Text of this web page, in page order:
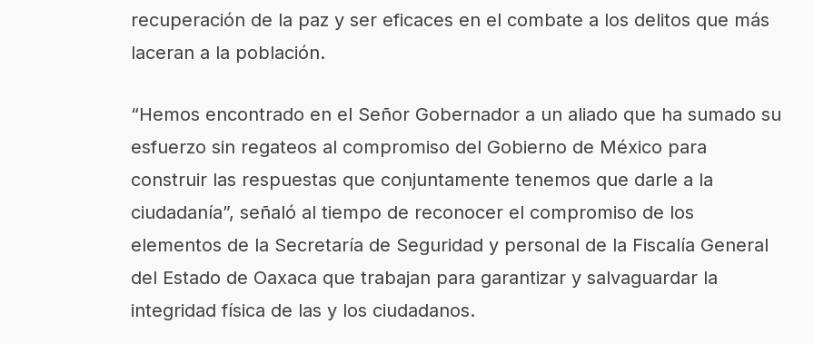
recuperación de la paz y ser eficaces en el combate a los delitos que más
laceran a la población.
“Hemos encontrado en el Señor Gobernador a un aliado que ha sumado su
esfuerzo sin regateos al compromiso del Gobierno de México para
construir las respuestas que conjuntamente tenemos que darle a la
ciudadanía”, señaló al tiempo de reconocer el compromiso de los
elementos de la Secretaría de Seguridad y personal de la Fiscalía General
del Estado de Oaxaca que trabajan para garantizar y salvaguardar la
integridad física de las y los ciudadanos.